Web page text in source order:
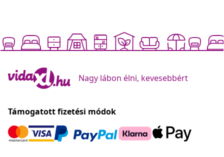
Nagy lábon élni, kevesebbért
Támogatott fizetési módok